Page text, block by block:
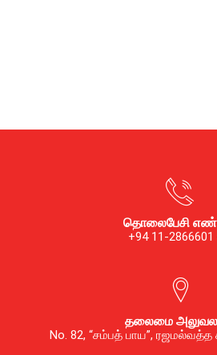
தொலைபேசி
+94 11-2866601
தலைமை
No. 82, “சம்பத் பாய”,